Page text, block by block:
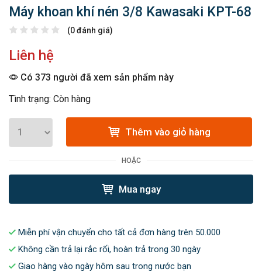
Máy khoan khí nén 3/8 Kawasaki KPT-68
(0 đánh giá)
Liên hệ
Có 373 người đã xem sản phẩm này
Tình trạng: Còn hàng
Thêm vào giỏ hàng
HOẶC
Mua ngay
Miễn phí vận chuyển cho tất cả đơn hàng trên 50.000
Không cần trả lại rắc rối, hoàn trả trong 30 ngày
Giao hàng vào ngày hôm sau trong nước bạn